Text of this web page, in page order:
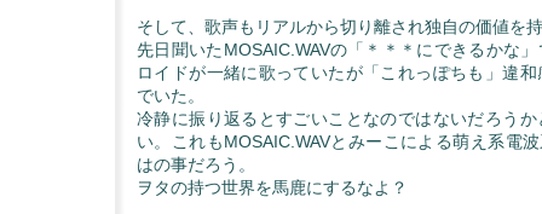
そして、歌声もリアルから切り離され独自の価値を
先日聞いたMOSAIC.WAVの「＊＊＊にできるかな
ロイドが一緒に歌っていたが「これっぽちも」違
でいた。
冷静に振り返るとすごいことなのではないだろう
い。これもMOSAIC.WAVとみーこによる萌え系電
はの事だろう。
ヲタの持つ世界を馬鹿にするなよ？